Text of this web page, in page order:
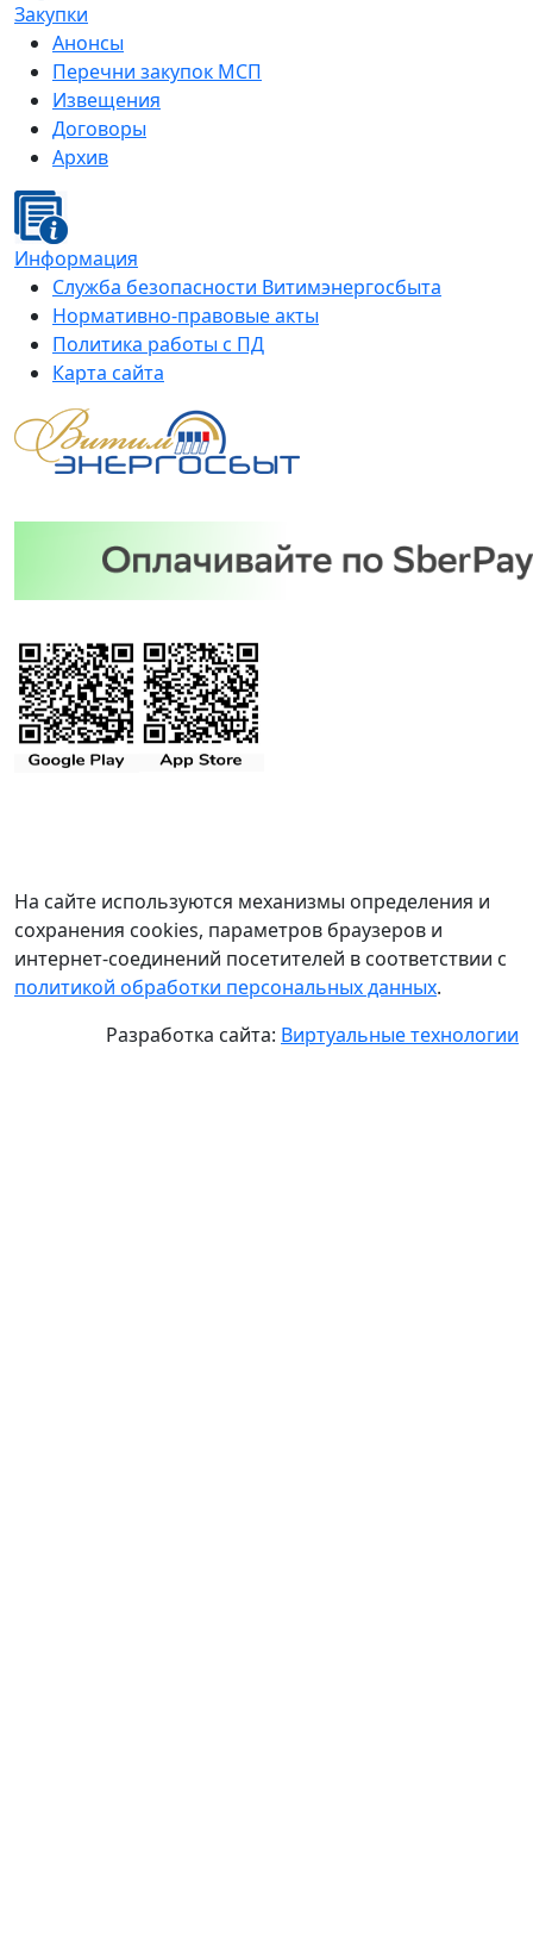
Закупки
Анонсы
Перечни закупок МСП
Извещения
Договоры
Архив
Информация
Служба безопасности Витимэнергосбыта
Нормативно-правовые акты
Политика работы с ПД
Карта сайта
На сайте используются механизмы определения и
сохранения cookies, параметров браузеров и
интернет-соединений посетителей в соответствии с
политикой обработки персональных данных.
Разработка сайта: Виртуальные технологии